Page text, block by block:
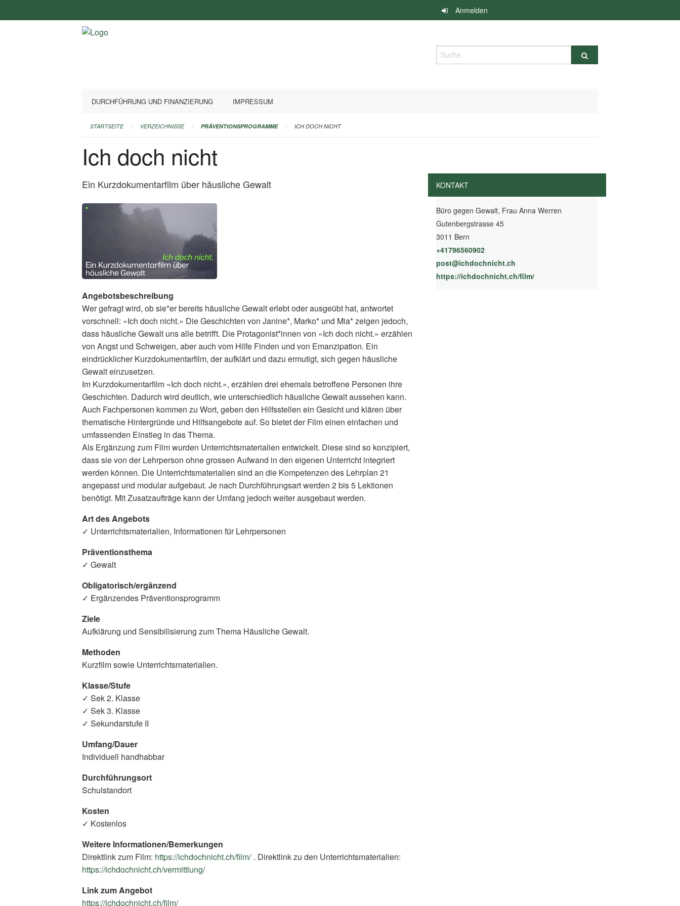
überspringen
Anmelden
Suche
DURCHFÜHRUNG UND FINANZIERUNG IMPRESSUM
STARTSEITE VERZEICHNISSE PRÄVENTIONSPROGRAMME ICH DOCH NICHT
Ich doch nicht
Ein Kurzdokumentarfilm über häusliche Gewalt
Angebotsbeschreibung
Wer gefragt wird, ob sie*er bereits häusliche Gewalt erlebt oder ausgeübt hat, antwortet
vorschnell: «Ich doch nicht.» Die Geschichten von Janine*, Marko* und Mia* zeigen jedoch,
dass häusliche Gewalt uns alle betrifft. Die Protagonist*innen von «Ich doch nicht.» erzählen
von Angst und Schweigen, aber auch vom Hilfe Finden und von Emanzipation. Ein
eindrücklicher Kurzdokumentarfilm, der aufklärt und dazu ermutigt, sich gegen häusliche
Gewalt einzusetzen.
Im Kurzdokumentarfilm «Ich doch nicht.», erzählen drei ehemals betroffene Personen ihre
Geschichten. Dadurch wird deutlich, wie unterschiedlich häusliche Gewalt aussehen kann.
Auch Fachpersonen kommen zu Wort, geben den Hilfsstellen ein Gesicht und klären über
thematische Hintergründe und Hilfsangebote auf. So bietet der Film einen einfachen und
umfassenden Einstieg in das Thema.
Als Ergänzung zum Film wurden Unterrichtsmaterialien entwickelt. Diese sind so konzipiert,
dass sie von der Lehrperson ohne grossen Aufwand in den eigenen Unterricht integriert
werden können. Die Unterrichtsmaterialien sind an die Kompetenzen des Lehrplan 21
angepasst und modular aufgebaut. Je nach Durchführungsart werden 2 bis 5 Lektionen
benötigt. Mit Zusatzaufträge kann der Umfang jedoch weiter ausgebaut werden.
Art des Angebots
✓ Unterrichtsmaterialien, Informationen für Lehrpersonen
Präventionsthema
✓ Gewalt
Obligatorisch/ergänzend
✓ Ergänzendes Präventionsprogramm
Ziele
Aufklärung und Sensibilisierung zum Thema Häusliche Gewalt.
Methoden
Kurzfilm sowie Unterrichtsmaterialien.
Klasse/Stufe
✓ Sek 2. Klasse
✓ Sek 3. Klasse
✓ Sekundarstufe II
Umfang/Dauer
Individuell handhabbar
Durchführungsort
Schulstandort
Kosten
✓ Kostenlos
Weitere Informationen/Bemerkungen
Direktlink zum Film: https://ichdochnicht.ch/film/ (External
. Direktlink zu den Unterrichtsmaterialien:
https://ichdochnicht.ch/vermittlung/
Link zum Angebot
https://ichdochnicht.ch/film/
KONTAKT
Büro gegen Gewalt, Frau Anna Werren
Gutenbergstrasse 45
3011 Bern
+41796560902
post@ichdochnicht.ch
https://ichdochnicht.ch/film/